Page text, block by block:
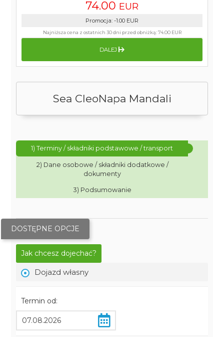
Sea CleoNapa Mandali
1) Terminy / składniki podstawowe / transport
2) Dane osobowe / składniki dodatkowe /
dokumenty
3) Podsumowanie
DOSTĘPNE OPCJE
Jak chcesz dojechać?
Dojazd własny
Termin od:
74.00 EUR
Promocja: -1.00 EUR
Najniższa cena z ostatnich 30 dni przed obniżką:74.00 EUR
DALEJ